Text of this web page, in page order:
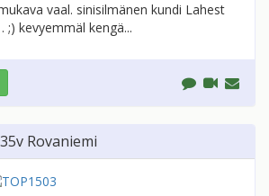
vaal. sinisilmänen kundi Lahest
;) kevyemmäl kengä...
Rovaniemi